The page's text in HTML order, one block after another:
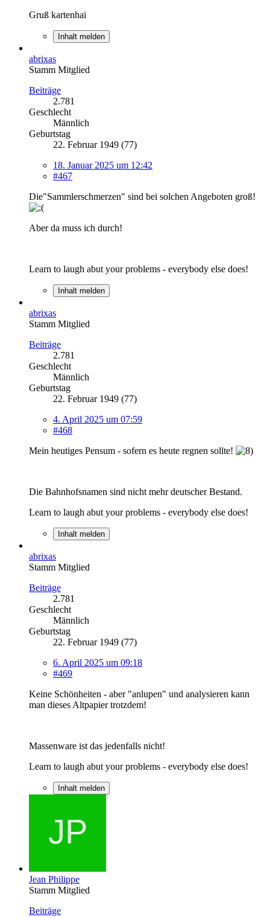
Gruß kartenhai
Inhalt melden
abrixas
Stamm Mitglied
Beiträge
2.781
Geschlecht
Männlich
Geburtstag
22. Februar 1949 (77)
18. Januar 2025 um 12:42
#467
Die"Sammlerschmerzen" sind bei solchen Angeboten groß!
Aber da muss ich durch!
Learn to laugh abut your problems - everybody else does!
Inhalt melden
abrixas
Stamm Mitglied
Beiträge
2.781
Geschlecht
Männlich
Geburtstag
22. Februar 1949 (77)
4. April 2025 um 07:59
#468
Mein heutiges Pensum - sofern es heute regnen sollte!
Die Bahnhofsnamen sind nicht mehr deutscher Bestand.
Learn to laugh abut your problems - everybody else does!
Inhalt melden
abrixas
Stamm Mitglied
Beiträge
2.781
Geschlecht
Männlich
Geburtstag
22. Februar 1949 (77)
6. April 2025 um 09:18
#469
Keine Schönheiten - aber "anlupen" und analysieren kann
man dieses Altpapier trotzdem!
Massenware ist das jedenfalls nicht!
Learn to laugh abut your problems - everybody else does!
Inhalt melden
Jean Philippe
Stamm Mitglied
Beiträge